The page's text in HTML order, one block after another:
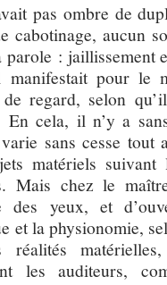
pas ombre de
cabotinage, aucun
parole : jaillissement
pour le
regard, selon
En cela, il n’y a
sans cesse
matériels
Mais chez le
des yeux, et
et la physionomie,
réalités
les auditeurs,